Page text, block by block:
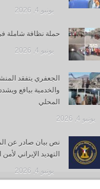
يونيو 4, 2026
حملة نظافة شاملة
يونيو 4, 2026
الجعفري يتفقد
والخدمية بيافع
المحلي
يونيو 4, 2026
نص بيان صادر عن
التهديد الإيراني
يونيو 4, 2026